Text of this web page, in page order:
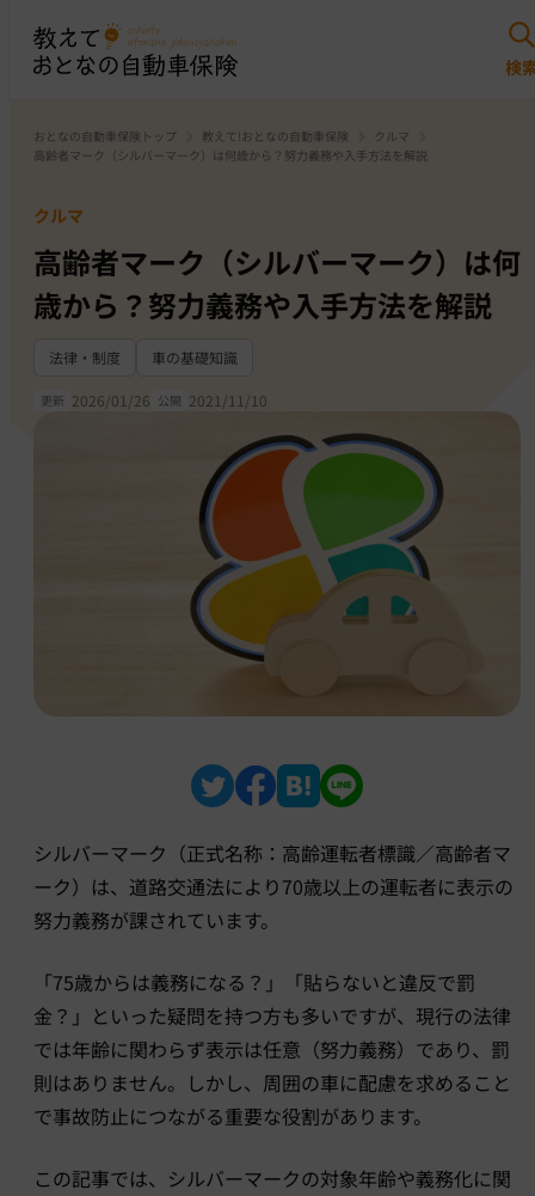
おとなの自動車保険トップ 教えて!おとなの自動車保険
クルマ
高齢者マーク（シルバーマーク）は何歳から？努力義務や入手方法を解説
クルマ
高齢者マーク（シルバーマーク）は何
歳から？努力義務や入手方法を解説
法律・制度 車の基礎知識
更新 2026/01/26 公開 2021/11/10
シルバーマーク（正式名称：高齢運転者標識／高齢者マ
ーク）は、道路交通法により70歳以上の運転者に表示の
努力義務が課されています。
「75歳からは義務になる？」「貼らないと違反で罰
金？」といった疑問を持つ方も多いですが、現行の法律
では年齢に関わらず表示は任意（努力義務）であり、罰
則はありません。しかし、周囲の車に配慮を求めること
で事故防止につながる重要な役割があります。
この記事では、シルバーマークの対象年齢や義務化に関